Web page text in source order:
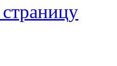
страницу